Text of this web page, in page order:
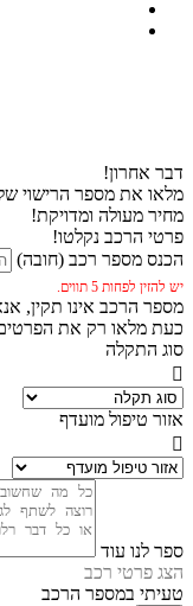
דבר אחרון!
מלאו את מספר הרישוי
מחיר מעולה ומדויקת!
פרטי הרכב נקלטו!
הכנס מספר רכב (חובה)
יש להזין לפחות 5 תווים.
מספר הרכב אינו תקין,
כעת מלאו רק את הפרטים
סוג התקלה
אזור טיפול מועדף
ספר לנו עוד
הצג פרטי רכב
טעיתי במספר הרכב